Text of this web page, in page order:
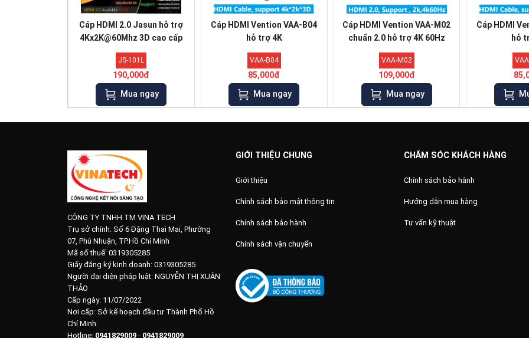
Cáp HDMI 2.0 Jasun hỗ trợ
4Kx2K@60Mhz 3D cao cấp
JS-101L
190,000đ
Mua ngay
Cáp HDMI Vention VAA-B04
hỗ trợ 4K
VAA-B04
85,000đ
Mua ngay
Cáp HDMI Vention VAA-M02
chuẩn 2.0 hỗ trợ 4K 60Hz
VAA-M02
109,000đ
Mua ngay
Cáp HDMI
hỗ
CÔNG TY TNHH TM VINA TECH
Trụ sở chính: Số 6 Đặng Thai Mai, Phường
07, Phú Nhuận, TP.Hồ Chí Minh
Mã số thuế: 0319305285
Giấy đăng ký kinh doanh: 0319305285
Người đại diện pháp luật: NGUYỄN THỊ XUÂN
THẢO
Cấp ngày: 11/07/2022
Nơi cấp: Sở kế hoạch đầu tư Thành Phố Hồ
Chí Minh.
Hotline: 0941829009 - 0941829009
GIỚI THIỆU CHUNG
Giới thiệu
Chính sách bảo mật thông tin
Chính sách bảo hành
Chính sách vận chuyển
CHĂM SÓC KHÁCH HÀNG
Chính sách bảo hành
Hướng dẫn mua hàng
Tư vấn kỹ thuật